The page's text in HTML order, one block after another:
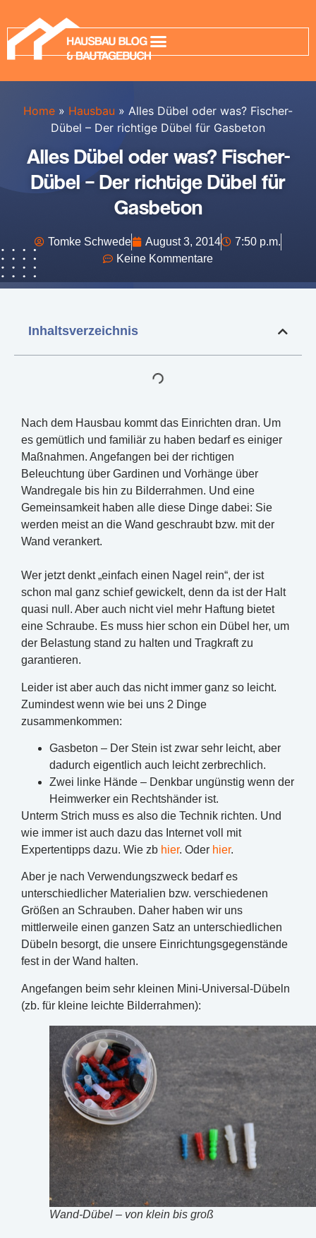
Home » Hausbau » Alles Dübel oder was? Fischer-
Dübel – Der richtige Dübel für Gasbeton
Alles Dübel oder was? Fischer-
Dübel – Der richtige Dübel für
Gasbeton
Tomke Schwede August 3, 2014
7:50 p.m.
Keine Kommentare
Inhaltsverzeichnis
Nach dem Hausbau kommt das Einrichten dran. Um
es gemütlich und familiär zu haben bedarf es einiger
Maßnahmen. Angefangen bei der richtigen
Beleuchtung über Gardinen und Vorhänge über
Wandregale bis hin zu Bilderrahmen. Und eine
Gemeinsamkeit haben alle diese Dinge dabei: Sie
werden meist an die Wand geschraubt bzw. mit der
Wand verankert.
Wer jetzt denkt „einfach einen Nagel rein“, der ist
schon mal ganz schief gewickelt, denn da ist der Halt
quasi null. Aber auch nicht viel mehr Haftung bietet
eine Schraube. Es muss hier schon ein Dübel her, um
der Belastung stand zu halten und Tragkraft zu
garantieren.
Leider ist aber auch das nicht immer ganz so leicht.
Zumindest wenn wie bei uns 2 Dinge
zusammenkommen:
Gasbeton – Der Stein ist zwar sehr leicht, aber
dadurch eigentlich auch leicht zerbrechlich.
Zwei linke Hände – Denkbar ungünstig wenn der
Heimwerker ein Rechtshänder ist.
Unterm Strich muss es also die Technik richten. Und
wie immer ist auch dazu das Internet voll mit
Expertentipps dazu. Wie zb hier. Oder hier.
Aber je nach Verwendungszweck bedarf es
unterschiedlicher Materialien bzw. verschiedenen
Größen an Schrauben. Daher haben wir uns
mittlerweile einen ganzen Satz an unterschiedlichen
Dübeln besorgt, die unsere Einrichtungsgegenstände
fest in der Wand halten.
Angefangen beim sehr kleinen Mini-Universal-Dübeln
(zb. für kleine leichte Bilderrahmen):
Wand-Dübel – von klein bis groß